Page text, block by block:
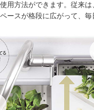
用方法ができます。従来
ースが格段に広がって、